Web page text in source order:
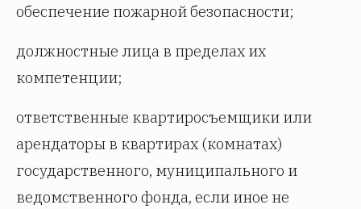
обеспечение пожарной безопасности;
должностные лица в пределах их
компетенции;
ответственные квартиросъемщики или
арендаторы в квартирах (комнатах)
государственного, муниципального и
ведомственного фонда, если иное не